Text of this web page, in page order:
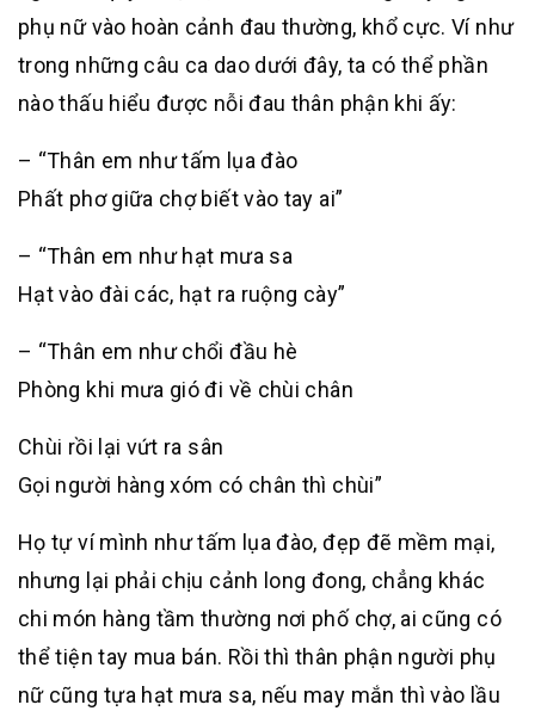
phụ nữ vào hoàn cảnh đau thường, khổ cực. Ví như
trong những câu ca dao dưới đây, ta có thể phần
nào thấu hiểu được nỗi đau thân phận khi ấy:
– “Thân em như tấm lụa đào
Phất phơ giữa chợ biết vào tay ai”
– “Thân em như hạt mưa sa
Hạt vào đài các, hạt ra ruộng cày”
– “Thân em như chổi đầu hè
Phòng khi mưa gió đi về chùi chân
Chùi rồi lại vứt ra sân
Gọi người hàng xóm có chân thì chùi”
Họ tự ví mình như tấm lụa đào, đẹp đẽ mềm mại,
nhưng lại phải chịu cảnh long đong, chẳng khác
chi món hàng tầm thường nơi phố chợ, ai cũng có
thể tiện tay mua bán. Rồi thì thân phận người phụ
nữ cũng tựa hạt mưa sa, nếu may mắn thì vào lầu